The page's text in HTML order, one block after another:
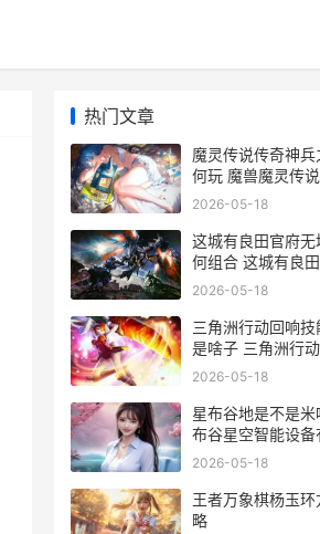
热门文章
魔灵传说传奇神兵
何玩 魔兽魔灵传
2026-05-18
这城有良田官府无
何组合 这城有良
役画像升到5星怎办
2026-05-18
三角洲行动回响技
是啥子 三角洲行
片
2026-05-18
星布谷地是不是米
布谷星空智能设备
司
2026-05-18
王者万象棋杨玉环
略